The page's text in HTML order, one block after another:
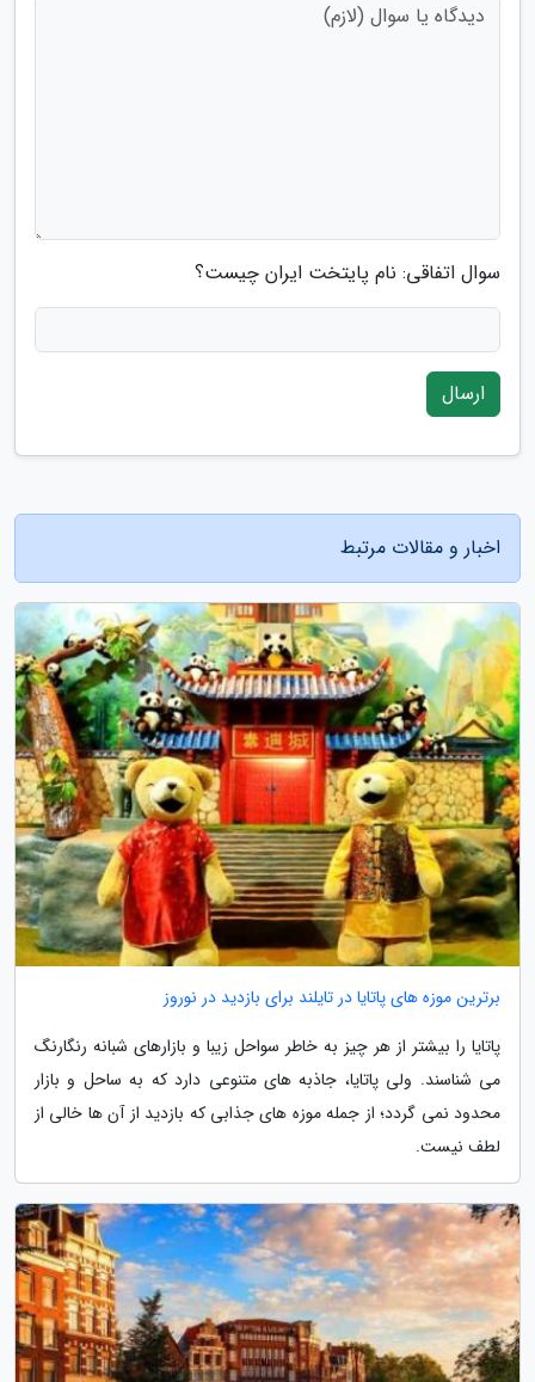
سوال اتفاقی: نام پایتخت ایران چیست؟
ارسال
اخبار و مقالات مرتبط
برترین موزه های پاتایا در تایلند برای بازدید در نوروز
پاتایا را بیشتر از هر چیز به خاطر سواحل زیبا و بازارهای شبانه رنگارنگ
می شناسند. ولی پاتایا، جاذبه های متنوعی دارد که به ساحل و بازار
محدود نمی گردد؛ از جمله موزه های جذابی که بازدید از آن ها خالی از
لطف نیست.